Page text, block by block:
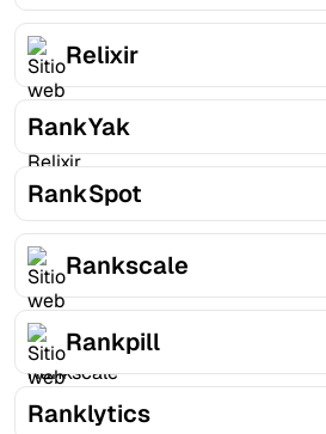
Relixir
RankYak
RankSpot
Rankscale
Rankpill
Ranklytics